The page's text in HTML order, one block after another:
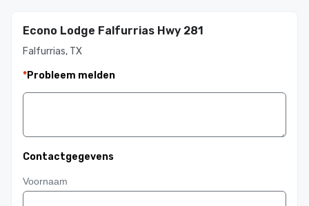
Econo Lodge Falfurrias Hwy 281
Falfurrias, TX
*Probleem melden
Contactgegevens
Voornaam